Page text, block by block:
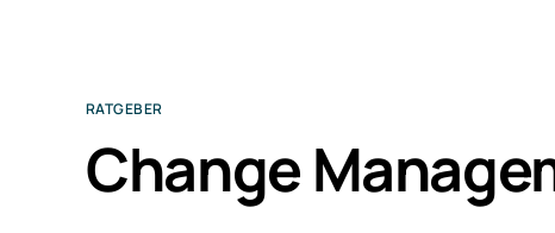
RATGEBER
Change